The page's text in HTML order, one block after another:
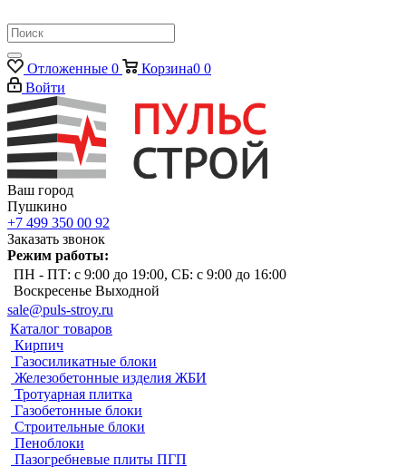
Отложенные 0 Корзина0 0
Войти
Ваш город
Пушкино
+7 499 350 00 92
Заказать звонок
Режим работы:
ПН - ПТ: с 9:00 до 19:00, СБ: с 9:00 до 16:00
Воскресенье Выходной
sale@puls-stroy.ru
Каталог товаров
Кирпич
Газосиликатные блоки
Железобетонные изделия ЖБИ
Тротуарная плитка
Газобетонные блоки
Строительные блоки
Пеноблоки
Пазогребневые плиты ПГП